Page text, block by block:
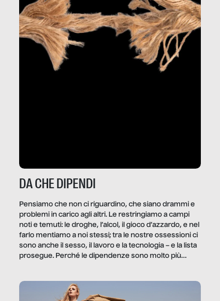
DA CHE DIPENDI
Pensiamo che non ci riguardino, che siano drammi e
problemi in carico agli altri. Le restringiamo a campi
noti e temuti: le droghe, l’alcol, il gioco d’azzardo, e nel
farlo mentiamo a noi stessi; tra le nostre ossessioni ci
sono anche il sesso, il lavoro e la tecnologia – e la lista
prosegue. Perché le dipendenze sono molto più
trae un guadagno. In questo reportage vediamo
quale e come.